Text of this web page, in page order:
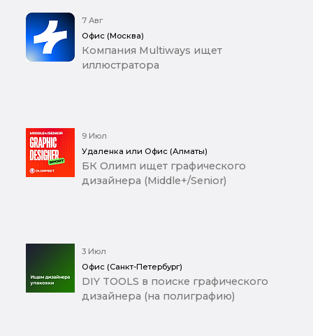
7 Авг
Офис (Москва)
Компания Multiways ищет
иллюстратора
9 Июл
Удаленка или Офис (Алматы)
БК Олимп ищет графического
дизайнера (Middle+/Senior)
3 Июл
Офис (Санкт-Петербург)
DIY TOOLS в поиске графического
дизайнера (на полиграфию)